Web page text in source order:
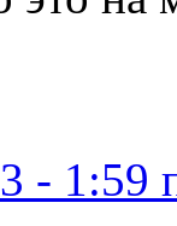
- 1:59